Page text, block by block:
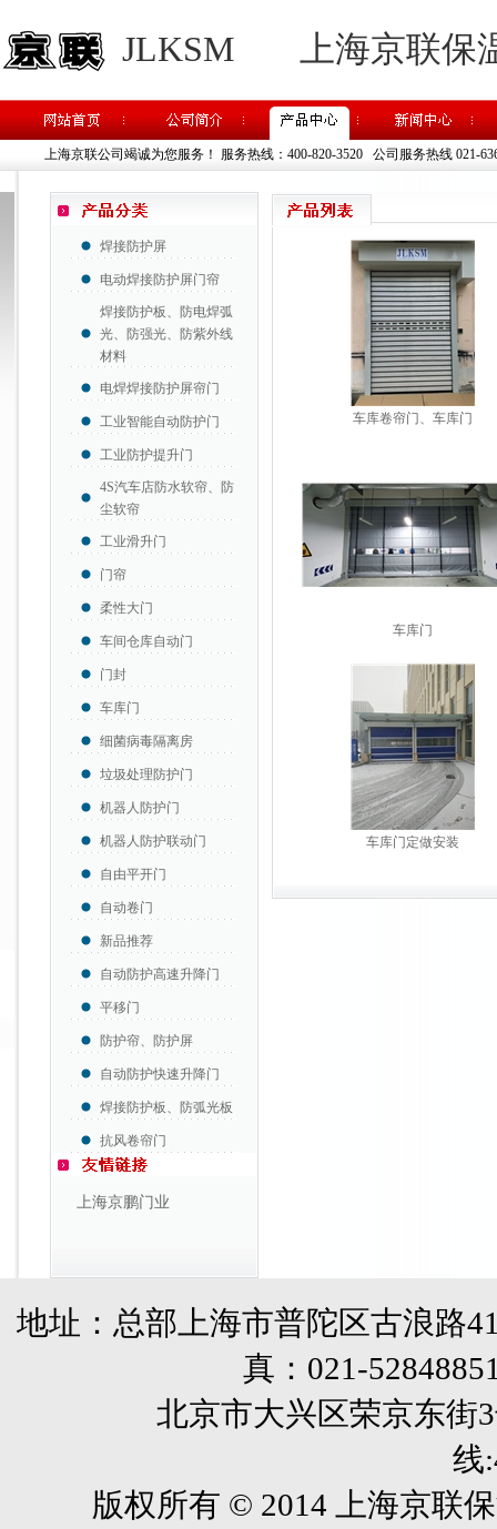
JLKSM 上海京联
上海京联公司竭诚为您服务！ 服务热线：400-820-3520 公司服务热线 021-
焊接防护屏
电动焊接防护屏门帘
焊接防护板、防电焊弧
光、防强光、防紫外线
材料
电焊焊接防护屏帘门
工业智能自动防护门
工业防护提升门
4S汽车店防水软帘、防
尘软帘
工业滑升门
门帘
柔性大门
车间仓库自动门
门封
车库门
细菌病毒隔离房
垃圾处理防护门
机器人防护门
机器人防护联动门
自由平开门
自动卷门
新品推荐
自动防护高速升降门
平移门
防护帘、防护屏
自动防护快速升降门
焊接防护板、防弧光板
抗风卷帘门
上海京鹏门业
车库卷帘门、车库门
车库门
车库门定做安装
地址：总部上海市普陀区古浪路
真： 021-
北京市大兴区荣京东街3
线
版权所有 © 2014 上海京联